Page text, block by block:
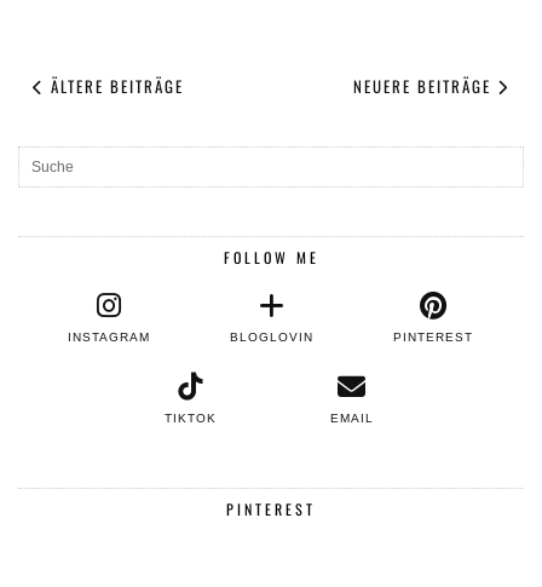
ÄLTERE BEITRÄGE NEUERE BEITRÄGE
FOLLOW ME
INSTAGRAM BLOGLOVIN PINTEREST
TIKTOK EMAIL
PINTEREST